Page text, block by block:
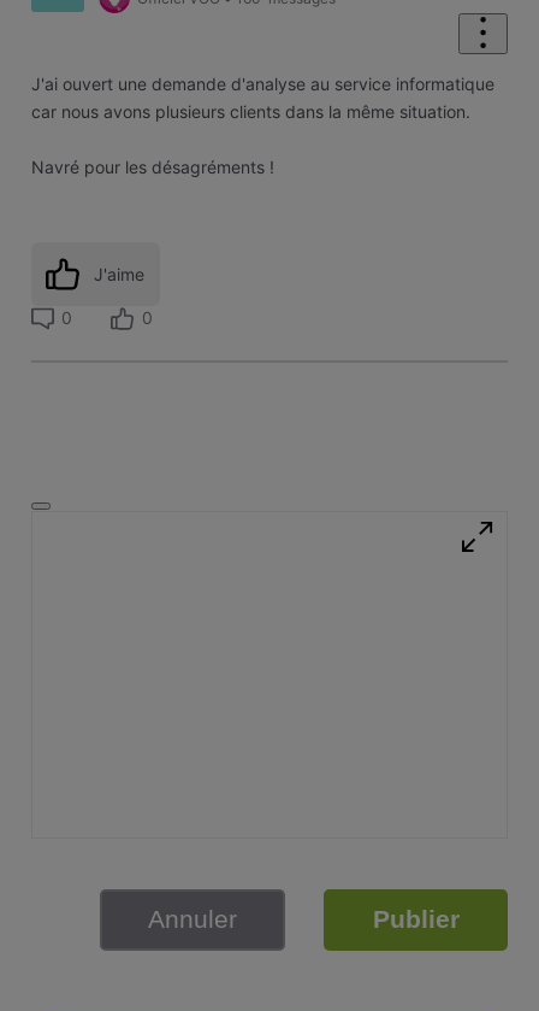
J'ai ouvert une demande d'analyse au service informatique
car nous avons plusieurs clients dans la même situation.
Navré pour les désagréments !
J'aime
0 0
Annuler Publier